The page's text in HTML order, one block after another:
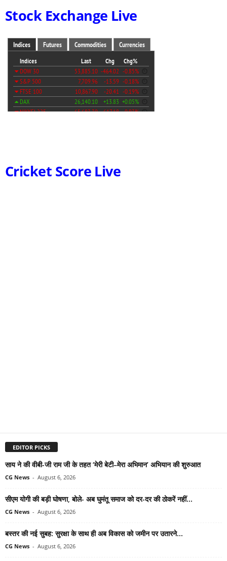
Stock Exchange Live
Cricket Score Live
EDITOR PICKS
साय ने की वीबी-जी राम जी के तहत ‘मेरी बेटी–मेरा अभिमान’ अभियान की शुरुआत
CG News - August 6, 2026
सीएम योगी की बड़ी घोषणा, बोले- अब घुमंतू समाज को दर-दर की ठोकरें नहीं...
CG News - August 6, 2026
बस्तर की नई सुबह: सुरक्षा के साथ ही अब विकास को जमीन पर उतारने...
CG News - August 6, 2026